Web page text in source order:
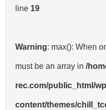
line 19
Warning: max(): When
must be an array in /
rec.com/public_html/
content/themes/